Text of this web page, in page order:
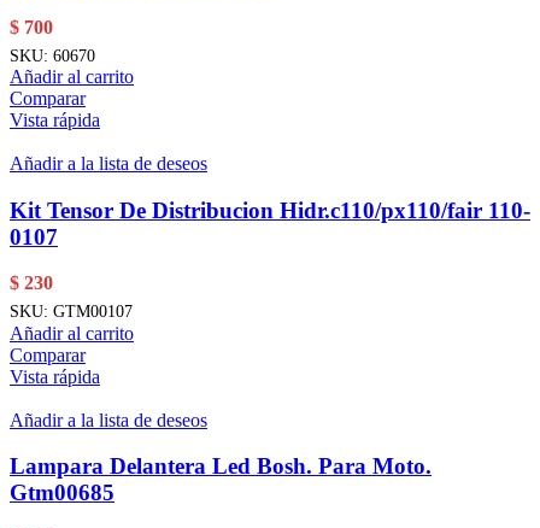
$ 700
SKU: 60670
Añadir al carrito
Comparar
Vista rápida
Añadir a la lista de deseos
Kit Tensor De Distribucion Hidr.c110/px110/fair 110-
0107
$ 230
SKU: GTM00107
Añadir al carrito
Comparar
Vista rápida
Añadir a la lista de deseos
Lampara Delantera Led Bosh. Para Moto.
Gtm00685